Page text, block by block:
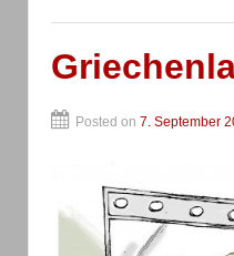
Posted on 7. September